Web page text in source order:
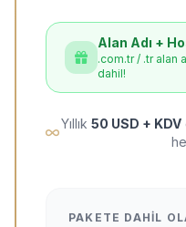
Alan Adı +
.com.tr / .tr alan
dahil!
Yıllık 50 USD + KDV
PAKETE DAHIL